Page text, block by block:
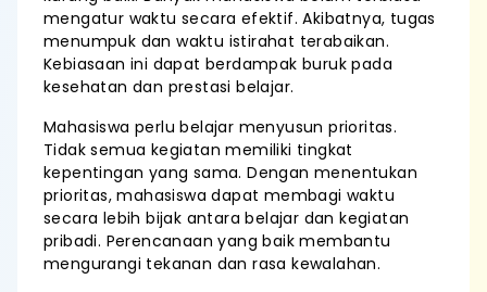
mengatur waktu secara efektif. Akibatnya, tugas
menumpuk dan waktu istirahat terabaikan.
Kebiasaan ini dapat berdampak buruk pada
kesehatan dan prestasi belajar.
Mahasiswa perlu belajar menyusun prioritas.
Tidak semua kegiatan memiliki tingkat
kepentingan yang sama. Dengan menentukan
prioritas, mahasiswa dapat membagi waktu
secara lebih bijak antara belajar dan kegiatan
pribadi. Perencanaan yang baik membantu
mengurangi tekanan dan rasa kewalahan.